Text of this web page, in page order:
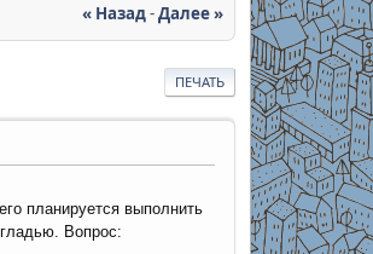
« Назад-Далее »
ПЕЧАТЬ
планируется выполнить
Вопрос: